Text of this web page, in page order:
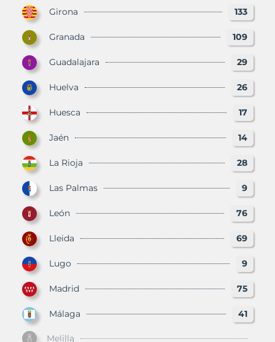
Girona 133
Granada 109
Guadalajara 29
Huelva 26
Huesca 17
Jaén 14
La Rioja 28
Las Palmas 9
León 76
Lleida 69
Lugo 9
Madrid 75
Málaga 41
Melilla